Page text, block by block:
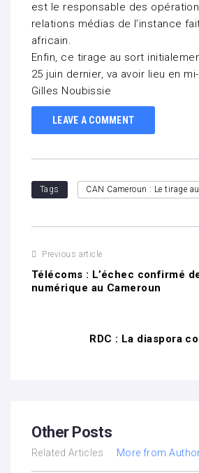
est le responsable des
relations médias de l’instance
africain.
Enfin, ce tirage au sort
25 juin dernier, va avoir lieu en
Gilles Noubissie
LEAVE A COMMENT
Tags CAN Cameroun : Le tirage
Previous article
Télécoms : L’échec confirmé
numérique au Cameroun
RDC : La diaspora
Other Posts
Related Articles More from